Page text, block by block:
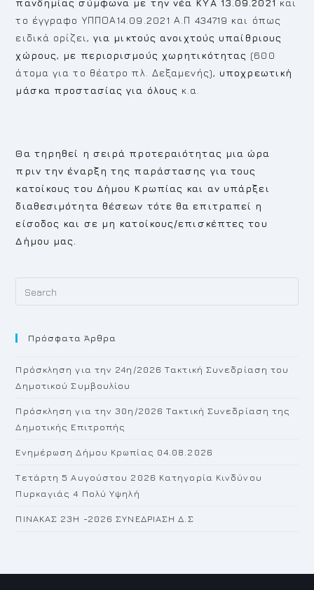
πανδημίας σύμφωνα με την νέα ΚΥΑ 13.09.2021 και
το έγγραφο ΥΠΠΟΑ14.09.2021 Α.Π 434719 και όπως
ειδικά ορίζει, για μικτούς ανοιχτούς υπαίθριους
χώρους, με περιορισμούς χωρητικότητας (600
άτομα για το θέατρο πλ. Δεξαμενής),υποχρεωτική
μάσκα προστασίας για όλους κ.α.
Θα τηρηθεί η σειρά προτεραιότητας μια ώρα
πριν την έναρξη της παράστασης για τους
κατοίκους του Δήμου Κρωπίας και αν υπάρξει
διαθεσιμότητα θέσεων τότε θα επιτραπεί η
είσοδος και σε μη κατοίκους/επισκέπτες του
Δήμου μας.
Πρόσφατα Άρθρα
Πρόσκληση για την 24η/2026 Τακτική Συνεδρίαση του
Δημοτικού Συμβουλίου
Πρόσκληση για την 30η/2026 Τακτική Συνεδρίαση της
Δημοτικής Επιτροπής
Ενημέρωση Δήμου Κρωπίας 04.08.2026
Τετάρτη 5 Αυγούστου 2026 Κατηγορία Κινδύνου
Πυρκαγιάς 4 Πολύ Υψηλή
ΠΙΝΑΚΑΣ 23H -2026 ΣΥΝΕΔΡΙΑΣΗ Δ.Σ